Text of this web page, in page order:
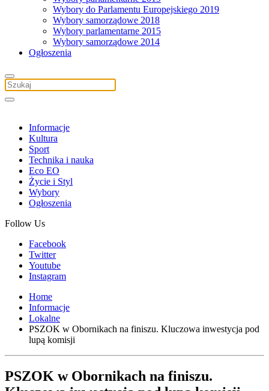
Wybory do Parlamentu Europejskiego 2019
Wybory samorządowe 2018
Wybory parlamentarne 2015
Wybory samorządowe 2014
Ogłoszenia
Informacje
Kultura
Sport
Technika i nauka
Eco EO
Życie i Styl
Wybory
Ogłoszenia
Follow Us
Facebook
Twitter
Youtube
Instagram
Home
Informacje
Lokalne
PSZOK w Obornikach na finiszu. Kluczowa inwestycja pod
lupą komisji
PSZOK w Obornikach na finiszu.